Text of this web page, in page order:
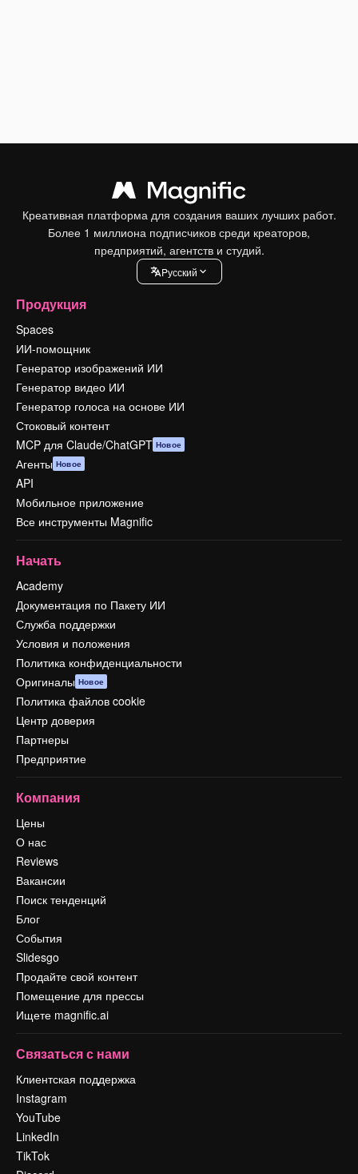
Креативная платформа для создания ваших лучших работ.
Более 1 миллиона подписчиков среди креаторов,
предприятий, агентств и студий.
Pусский
Продукция
Spaces
ИИ-помощник
Генератор изображений ИИ
Генератор видео ИИ
Генератор голоса на основе ИИ
Стоковый контент
MCP для Claude/ChatGPT Новое
Агенты Новое
API
Мобильное приложение
Все инструменты Magnific
Начать
Academy
Документация по Пакету ИИ
Служба поддержки
Условия и положения
Политика конфиденциальности
Оригиналы Новое
Политика файлов cookie
Центр доверия
Партнеры
Предприятие
Компания
Цены
О нас
Reviews
Вакансии
Поиск тенденций
Блог
События
Slidesgo
Продайте свой контент
Помещение для прессы
Ищете magnific.ai
Связаться с нами
Клиентская поддержка
Instagram
YouTube
LinkedIn
TikTok